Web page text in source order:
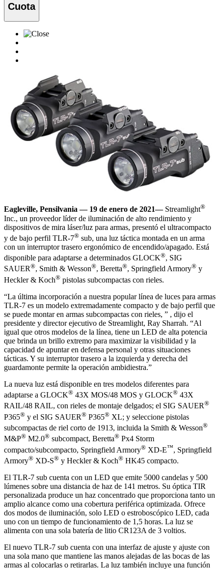
Cuota
Eagleville, Pensilvania—19 de enero de 2021—Streamlight®
Inc., un proveedor líder de iluminación de alto rendimiento y
dispositivos de mira láser/luz para armas, presentó el ultracompacto
y de bajo perfil TLR-7® sub, una luz táctica montada en un arma
con un interruptor trasero ergonómico de encendido/apagado. Está
disponible para adaptarse a determinados GLOCK®, SIG
SAUER®, Smith & Wesson®, Beretta®, Springfield Armory® y
Heckler & Koch® pistolas subcompactas con rieles.
“La última incorporación a nuestra popular línea de luces para armas
TLR-7 es un modelo extremadamente compacto y de bajo perfil que
se puede montar en armas subcompactas con rieles, ” , dijo el
presidente y director ejecutivo de Streamlight, Ray Sharrah. “Al
igual que otros modelos de la línea, tiene un LED de alta potencia
que brinda un brillo extremo para maximizar la visibilidad y la
capacidad de apuntar en defensa personal y otras situaciones
tácticas. Y su interruptor trasero a la izquierda y derecha del
guardamonte permite la operación ambidiestra.”
La nueva luz está disponible en tres modelos diferentes para
adaptarse a GLOCK® 43X MOS/48 MOS y GLOCK® 43X
RAIL/48 RAIL, con rieles de montaje delgados; el SIG SAUER®
P365® y el SIG SAUER® P365® XL; y seleccione pistolas
subcompactas de riel corto de 1913, incluida la Smith & Wesson®
M&P® M2.0® subcompact, Beretta® Px4 Storm
compacto/subcompacto, Springfield Armory® XD-E™, Springfield
Armory® XD-S® y Heckler & Koch® HK45 compacto.
El TLR-7 sub cuenta con un LED que emite 5000 candelas y 500
lúmenes sobre una distancia de haz de 141 metros. Su óptica TIR
personalizada produce un haz concentrado que proporciona tanto un
amplio alcance como una cobertura periférica optimizada. Ofrece
dos modos de iluminación, solo LED o estroboscópico LED, cada
uno con un tiempo de funcionamiento de 1,5 horas. La luz se
alimenta con una sola batería de litio CR123A de 3 voltios.
El nuevo TLR-7 sub cuenta con una interfaz de ajuste y ajuste con
una sola mano que mantiene las manos alejadas de las bocas de las
armas al colocarlas o retirarlas. La luz también incluye una función